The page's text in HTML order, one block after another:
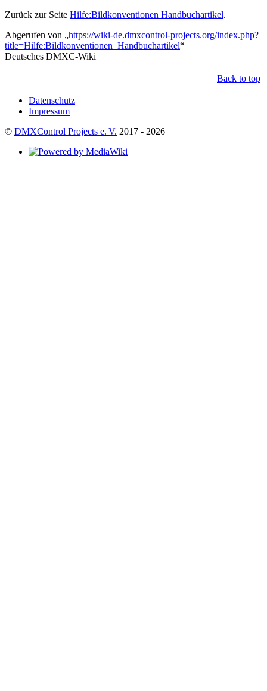
Zurück zur Seite Hilfe:Bildkonventionen Handbuchartikel.
Abgerufen von „https://wiki-de.dmxcontrol-projects.org/index.php?
title=Hilfe:Bildkonventionen_Handbuchartikel“
Deutsches DMXC-Wiki
Back to top
Datenschutz
Impressum
© DMXControl Projects e. V. 2017 - 2026